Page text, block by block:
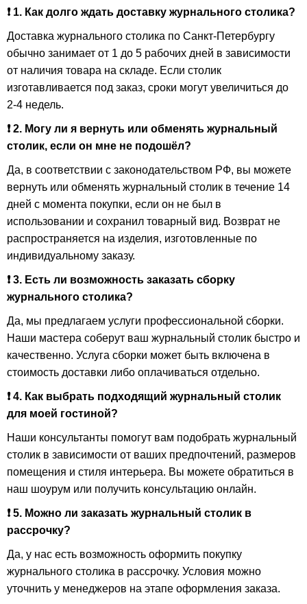
❗ 1. Как долго ждать доставку журнального столика?
Доставка журнального столика по Санкт-Петербургу
обычно занимает от 1 до 5 рабочих дней в зависимости
от наличия товара на складе. Если столик
изготавливается под заказ, сроки могут увеличиться до
2-4 недель.
❗ 2. Могу ли я вернуть или обменять журнальный
столик, если он мне не подошёл?
Да, в соответствии с законодательством РФ, вы можете
вернуть или обменять журнальный столик в течение 14
дней с момента покупки, если он не был в
использовании и сохранил товарный вид. Возврат не
распространяется на изделия, изготовленные по
индивидуальному заказу.
❗ 3. Есть ли возможность заказать сборку
журнального столика?
Да, мы предлагаем услуги профессиональной сборки.
Наши мастера соберут ваш журнальный столик быстро и
качественно. Услуга сборки может быть включена в
стоимость доставки либо оплачиваться отдельно.
❗ 4. Как выбрать подходящий журнальный столик
для моей гостиной?
Наши консультанты помогут вам подобрать журнальный
столик в зависимости от ваших предпочтений, размеров
помещения и стиля интерьера. Вы можете обратиться в
наш шоурум или получить консультацию онлайн.
❗ 5. Можно ли заказать журнальный столик в
рассрочку?
Да, у нас есть возможность оформить покупку
журнального столика в рассрочку. Условия можно
уточнить у менеджеров на этапе оформления заказа.